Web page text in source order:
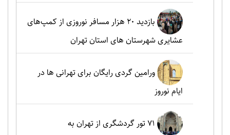
بازدید ۲۰ هزار مسافر نوروزی از کمپ‌های
عشایری شهرستان های استان تهران
ورامین گردی رایگان برای تهرانی ها در
ایام نوروز
۷۱ تور گردشگری از تهران به